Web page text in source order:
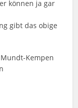
können ja gar
gibt das obige
Kempen